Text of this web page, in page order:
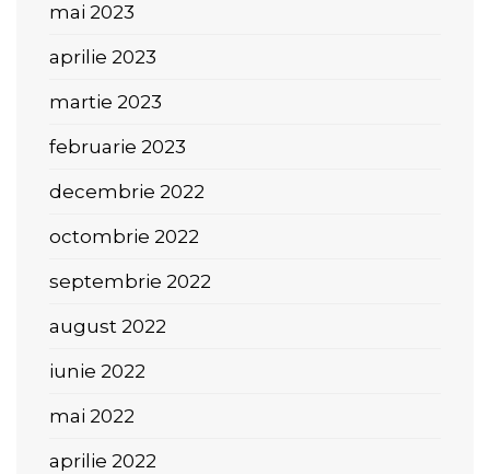
mai 2023
aprilie 2023
martie 2023
februarie 2023
decembrie 2022
octombrie 2022
septembrie 2022
august 2022
iunie 2022
mai 2022
aprilie 2022